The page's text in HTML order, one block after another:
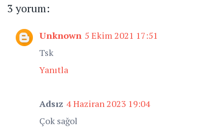
3 yorum:
Unknown 5 Ekim 2021 17:51
Tsk
Yanıtla
Adsız 4 Haziran 2023 19:04
Çok sağol